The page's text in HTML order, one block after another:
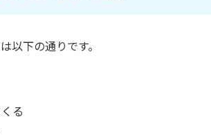
以下の通りです。
る